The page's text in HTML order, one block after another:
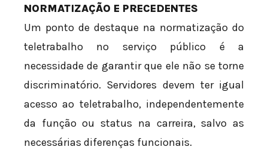
NORMATIZAÇÃO E PRECEDENTES
Um ponto de destaque na normatização do
teletrabalho no serviço público é a
necessidade de garantir que ele não se torne
discriminatório. Servidores devem ter igual
acesso ao teletrabalho, independentemente
da função ou status na carreira, salvo as
necessárias diferenças funcionais.